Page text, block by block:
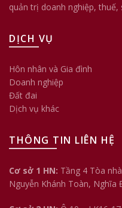
quản trị doanh nghiệp,
DỊCH VỤ
Hôn nhân và Gia đình
Doanh nghiệp
Đất đai
Dịch vụ khác
THÔNG TIN LIÊN HỆ
Cơ sở 1 HN: Tầng 4 Tòa
Nguyễn Khánh Toàn, Nghĩa